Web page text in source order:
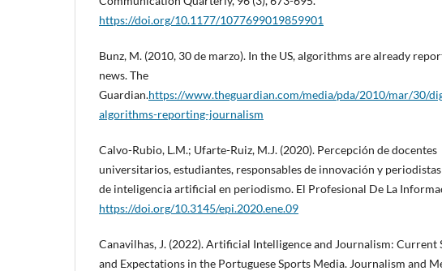
https://doi.org/10.1177/1077699019859901
Bunz, M. (2010, 30 de marzo). In the US, algorithms are already
news. The
Guardian.https://www.theguardian.com/media/pda/2010/mar/30/
algorithms-reporting-journalism
Calvo-Rubio, L.M.; Ufarte-Ruiz, M.J. (2020). Percepción de docentes
universitarios, estudiantes, responsables de innovación y
de inteligencia artificial en periodismo. El Profesional De La
https://doi.org/10.3145/epi.2020.ene.09
Canavilhas, J. (2022). Artificial Intelligence and Journalism: Current
and Expectations in the Portuguese Sports Media. Journalism and